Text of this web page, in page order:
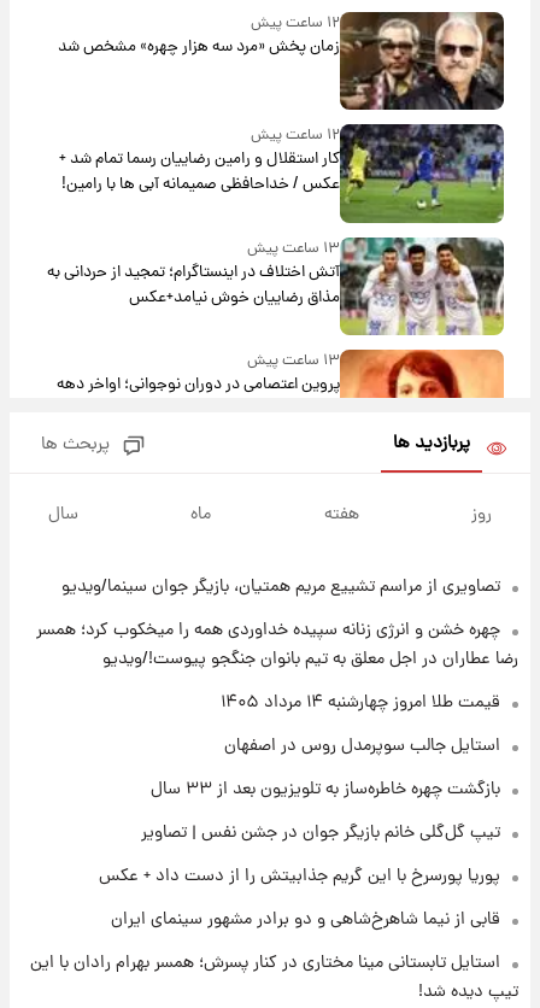
۱۲ ساعت پیش
زمان پخش «مرد سه هزار چهره» مشخص شد
۱۲ ساعت پیش
کار استقلال و رامین رضاییان رسما تمام شد +
عکس / خداحافظی صمیمانه آبی ها با رامین!
۱۳ ساعت پیش
آتش اختلاف در اینستاگرام؛ تمجید از حردانی به
مذاق رضاییان خوش نیامد+عکس
۱۳ ساعت پیش
پروین اعتصامی در دوران نوجوانی؛ اواخر دهه
هسته‌ای در آسمان ظاهر شد
۱۴ ساعت پیش
کرد
۱۶ ساعت پیش
۱۴۰۵/ نرخ‌ها ثابت ماند؟ +جدول
علی مطهری: اجرای کامل تفاهم‌نامه اسلام‌آباد،
۱۶ ساعت پیش
واکنش تند تاکر کارلسون به حمله آمریکا به
مدرسه میناب؛ «باید سیلی محکمی به صورت
پربازدید ها پربحث ها
روز هفته ماه سال
تصاویری از مراسم تشییع مریم همتیان، بازیگر جوان سینما/ویدیو
چهره خشن و انرژی زنانه سپیده خداوردی همه را میخکوب کرد؛ همسر
رضا عطاران در اجل معلق به تیم بانوان جنگجو پیوست!/ویدیو
قیمت طلا امروز چهارشنبه ۱۴ مرداد ۱۴۰۵
استایل جالب سوپرمدل روس در اصفهان
بازگشت چهره خاطره‌ساز به تلویزیون بعد از ۳۳ سال
تیپ گل‌گلی خانم بازیگر جوان در جشن نفس | تصاویر
پوریا پورسرخ با این گریم جذابیتش را از دست داد + عکس
قابی از نیما شاهرخ‌شاهی و دو برادر مشهور سینمای ایران
استایل تابستانی مینا مختاری در کنار پسرش؛ همسر بهرام رادان با این
تیپ دیده شد!